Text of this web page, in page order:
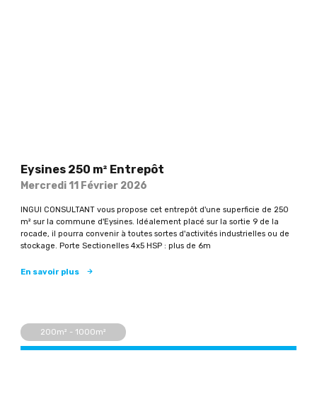
Eysines 250 m² Entrepôt
Mercredi 11 Février 2026
INGUI CONSULTANT vous propose cet entrepôt d'une superficie de 250
m² sur la commune d'Eysines. Idéalement placé sur la sortie 9 de la
rocade, il pourra convenir à toutes sortes d'activités industrielles ou de
stockage. Porte Sectionelles 4x5 HSP : plus de 6m
En savoir plus
200m² - 1000m²